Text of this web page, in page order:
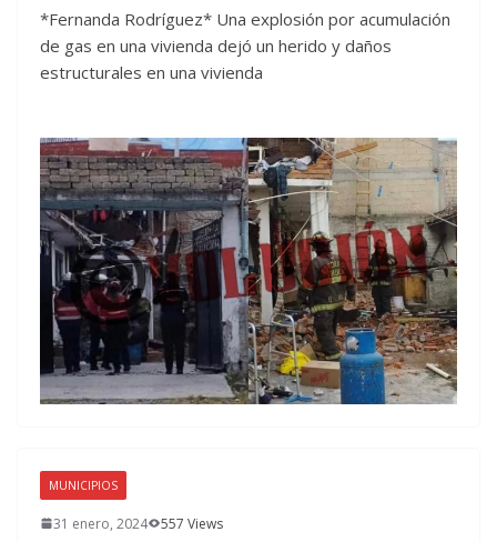
*Fernanda Rodríguez* Una explosión por acumulación
de gas en una vivienda dejó un herido y daños
estructurales en una vivienda
MUNICIPIOS
31 enero, 2024 557 Views